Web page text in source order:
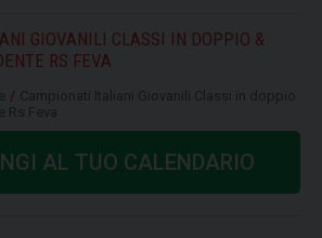
GIOVANILI CLASSI IN DOPPIO &
RS FEVA
/
AL TUO CALENDARIO